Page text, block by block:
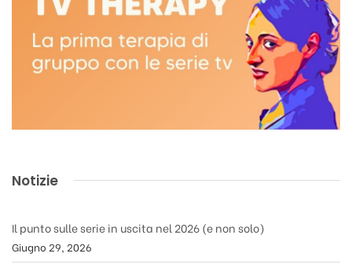
Notizie
Il punto sulle serie in uscita nel 2026 (e non solo)
Giugno 29, 2026